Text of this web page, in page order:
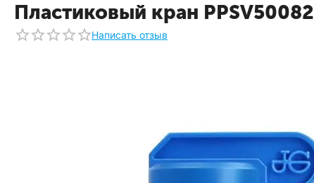
Пластиковый кран
Написать отзыв